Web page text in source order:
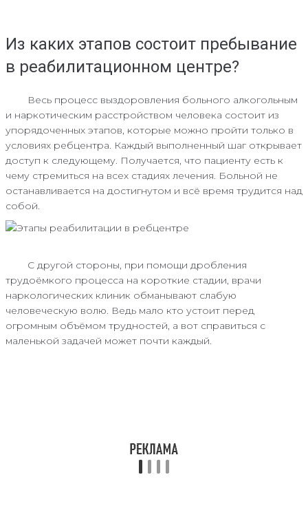
Из каких этапов состоит пребывание
в реабилитационном центре?
Весь процесс выздоровления больного алкогольным
и наркотическим расстройством человека состоит из
упорядоченных этапов, которые можно пройти только в
условиях ребцентра. Каждый выполненный шаг открывает
доступ к следующему. Получается, что пациенту есть к
чему стремиться на всех стадиях лечения. Больной не
останавливается на достигнутом и всё время трудится над
собой.
С другой стороны, при помощи дробления
трудоёмкого процесса на короткие стадии, врачи
наркологических клиник обманывают слабую
человеческую волю. Ведь мало кто устоит перед
огромным объёмом трудностей, а вот справиться с
маленькой задачей может почти каждый.